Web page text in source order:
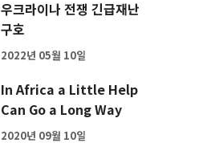
우크라이나 전쟁 긴급재난
구호
2022년 05월 10일
In Africa a Little Help
Can Go a Long Way
2020년 09월 10일